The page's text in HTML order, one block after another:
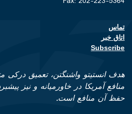
Footer contact links
تماس
اتاق خبر
Subscribe
هدف انستیتو واشنگتن، تعمیق درکی
منافع آمریکا در خاورمیانه و نیز
حفظ آن منافع است.